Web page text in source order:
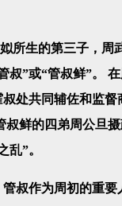
生的第三子，周
叔”或“管叔鲜”。
处共同辅佐和监
鲜的四弟周公旦
”。
作为周初的重要